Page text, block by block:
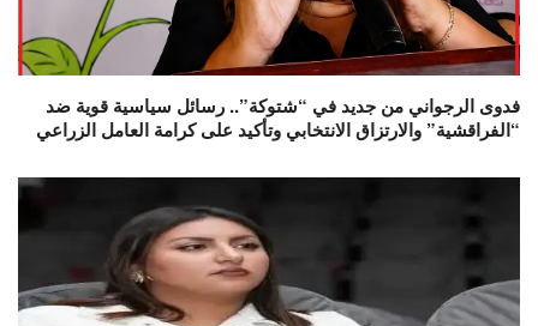
فدوى الرجواني من جديد في “شتوكة”.. رسائل سياسية قوية ضد
“الفراقشية” والارتزاق الانتخابي وتأكيد على كرامة العامل الزراعي